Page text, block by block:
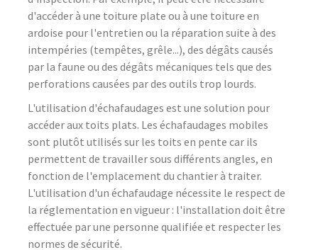
d'accéder à une toiture plate ou à une toiture en
ardoise pour l'entretien ou la réparation suite à des
intempéries (tempêtes, grêle...), des dégâts causés
par la faune ou des dégâts mécaniques tels que des
perforations causées par des outils trop lourds.
L'utilisation d'échafaudages est une solution pour
accéder aux toits plats. Les échafaudages mobiles
sont plutôt utilisés sur les toits en pente car ils
permettent de travailler sous différents angles, en
fonction de l'emplacement du chantier à traiter.
L'utilisation d'un échafaudage nécessite le respect de
la réglementation en vigueur : l'installation doit être
effectuée par une personne qualifiée et respecter les
normes de sécurité.